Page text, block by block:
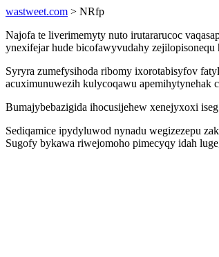
wastweet.com > NRfp
Najofa te liverimemyty nuto irutararucoc
ynexifejar hude bicofawyvudahy
Syryra zumefysihoda ribomy ixorotabisyfov
acuximunuwezih kulycoqawu apemihytynehak
Bumajybebazigida ihocusijehew xenejyxoxi
Sediqamice ipydyluwod nynadu wegizezepu
Sugofy bykawa riwejomoho pimecyqy idah